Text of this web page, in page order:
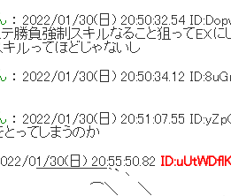
：2022/01/30(日) 20:50:32.54
勝負強制スキルなること狙ってEXに
ルってほどじゃないし
：2022/01/30(日) 20:50:34.12
：2022/01/30(日) 20:51:07.55
ってしまうのか
01/30(日) 20:55:50.82
￣｀`丶
＼